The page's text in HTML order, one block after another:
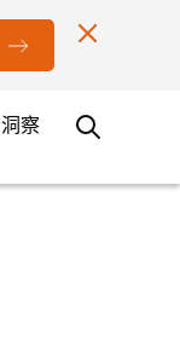
洞察